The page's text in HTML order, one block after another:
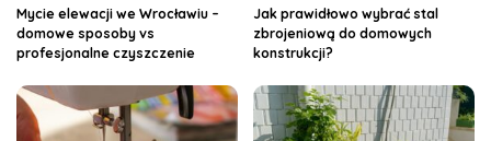
Mycie elewacji we Wrocławiu –
domowe sposoby vs
profesjonalne czyszczenie
Jak prawidłowo wybrać stal
zbrojeniową do domowych
konstrukcji?